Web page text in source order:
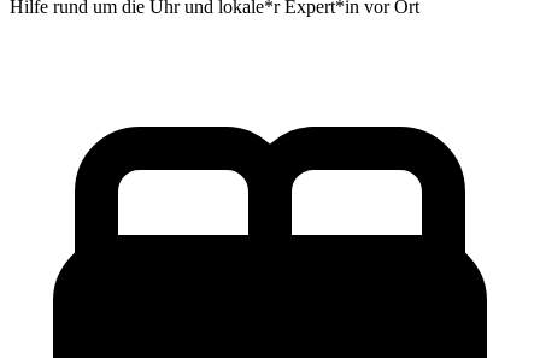
Hilfe rund um die Uhr und lokale*r Expert*in vor Ort